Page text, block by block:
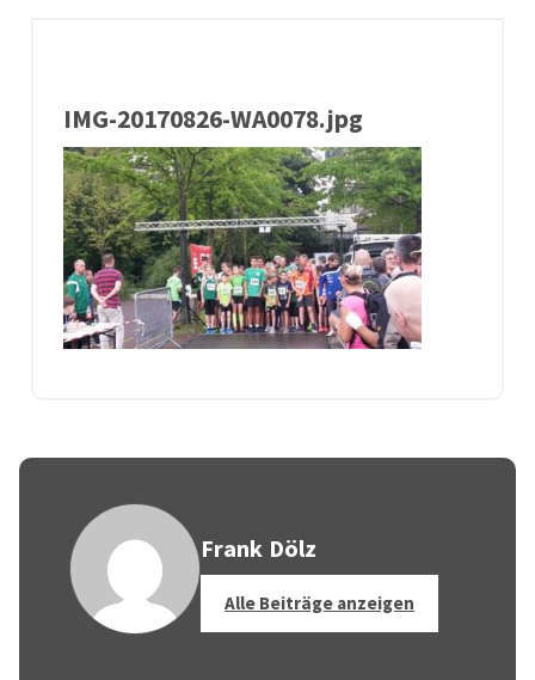
IMG-20170826-WA0078.jpg
Frank Dölz
Alle Beiträge anzeigen